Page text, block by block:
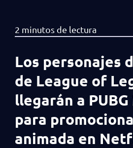
Los personajes
de League of
llegarán a
para
animada en